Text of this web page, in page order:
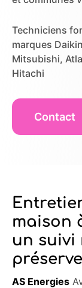
Techniciens
marques
Mitsubishi,
Hitachi
Contact
maison
un
AS Energies